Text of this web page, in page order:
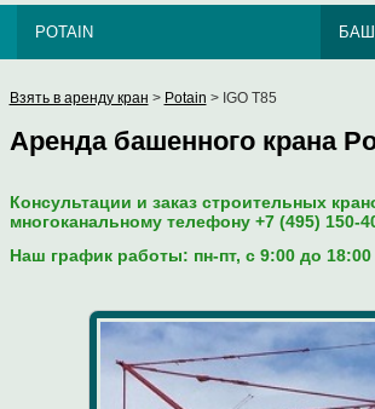
POTAIN
Взять в аренду кран > Potain > IGO T85
Аренда башенного крана
Консультации и заказ строительных
многоканальному телефону +7 (495) 150-
Наш график работы: пн-пт, c 9:00 до 18:00